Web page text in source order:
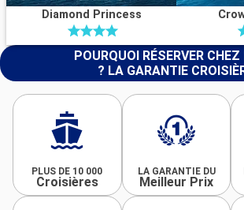
Diamond Princess
POURQUOI RÉSERVER
? LA GARANTIE
PLUS DE 10 000
Croisières
LA GARANTIE DU
Meilleur Prix